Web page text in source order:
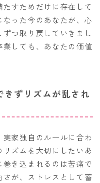
すためだけに存在して
った今のあなたが、心
つ取り戻していきまし
しても、あなたの価値
ずリズムが乱され
家独自のルールに合わ
ズムを大切にしたいあ
き込まれるのは苦痛で
が、ストレスとして蓄